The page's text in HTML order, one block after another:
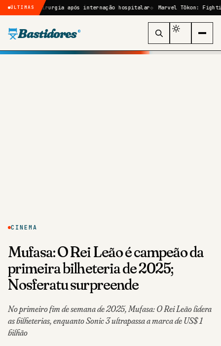
ÚLTIMAS
cirurgia após internação hospitalar Marvel Tōkon: Fighting Souls:
Bastidores ®
CINEMA
Mufasa: O Rei Leão é campeão da
primeira bilheteria de 2025;
Nosferatu surpreende
No primeiro fim de semana de 2025, Mufasa: O Rei Leão lidera
as bilheterias, enquanto Sonic 3 ultrapassa a marca de US$ 1
bilhão